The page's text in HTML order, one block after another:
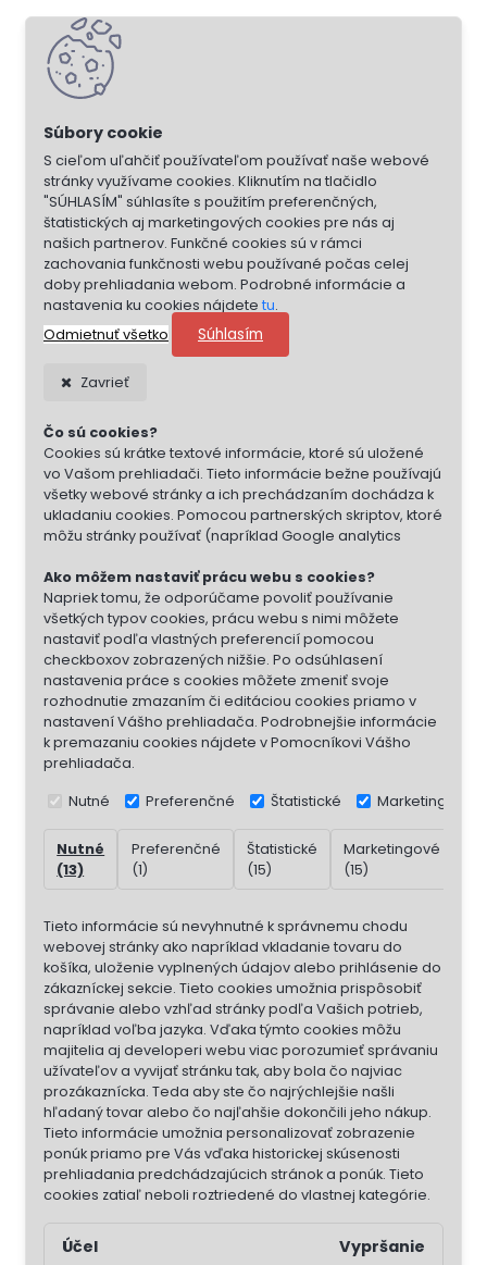
S cieľom uľahčiť používateľom používať naše webové
stránky využívame cookies. Kliknutím na tlačidlo
"SÚHLASÍM" súhlasíte s použitím preferenčných,
štatistických aj marketingových cookies pre nás aj
našich partnerov. Funkčné cookies sú v rámci
zachovania funkčnosti webu používané počas celej
doby prehliadania webom. Podrobné informácie a
nastavenia ku cookies nájdete tu.
Odmietnuť všetko
Súhlasím
Zavrieť
Čo sú cookies?
Cookies sú krátke textové informácie, ktoré sú uložené
vo Vašom prehliadači. Tieto informácie bežne používajú
všetky webové stránky a ich prechádzaním dochádza k
ukladaniu cookies. Pomocou partnerských skriptov, ktoré
môžu stránky používať (napríklad Google analytics
Ako môžem nastaviť prácu webu s cookies?
Napriek tomu, že odporúčame povoliť používanie
všetkých typov cookies, prácu webu s nimi môžete
nastaviť podľa vlastných preferencií pomocou
checkboxov zobrazených nižšie. Po odsúhlasení
nastavenia práce s cookies môžete zmeniť svoje
rozhodnutie zmazaním či editáciou cookies priamo v
nastavení Vášho prehliadača. Podrobnejšie informácie
k premazaniu cookies nájdete v Pomocníkovi Vášho
prehliadača.
Nutné Preferenčné Štatistické Marketingové
Nutné
(13)
Preferenčné
(1)
Štatistické
(15)
Marketingové
(15)
Tieto informácie sú nevyhnutné k správnemu chodu
webovej stránky ako napríklad vkladanie tovaru do
košíka, uloženie vyplnených údajov alebo prihlásenie do
zákazníckej sekcie. Tieto cookies umožnia prispôsobiť
správanie alebo vzhľad stránky podľa Vašich potrieb,
napríklad voľba jazyka. Vďaka týmto cookies môžu
majitelia aj developeri webu viac porozumieť správaniu
užívateľov a vyvijať stránku tak, aby bola čo najviac
prozákaznícka. Teda aby ste čo najrýchlejšie našli
hľadaný tovar alebo čo najľahšie dokončili jeho nákup.
Tieto informácie umožnia personalizovať zobrazenie
ponúk priamo pre Vás vďaka historickej skúsenosti
prehliadania predchádzajúcich stránok a ponúk. Tieto
cookies zatiaľ neboli roztriedené do vlastnej kategórie.
Účel Vypršanie